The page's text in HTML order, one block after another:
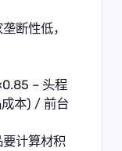
断性低，
– 头程
本) / 前台
计算材积